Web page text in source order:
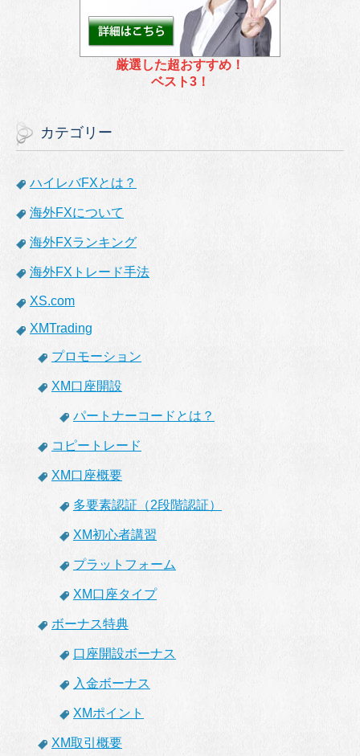
厳選した超おすすめ！
ベスト3！
カテゴリー
ハイレバFXとは？
海外FXについて
海外FXランキング
海外FXトレード手法
XS.com
XMTrading
プロモーション
XM口座開設
パートナーコードとは？
コピートレード
XM口座概要
多要素認証（2段階認証）
XM初心者講習
プラットフォーム
XM口座タイプ
ボーナス特典
口座開設ボーナス
入金ボーナス
XMポイント
XM取引概要